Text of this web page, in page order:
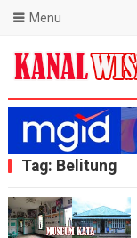
Blog Kanal Wisata
Menu
Tag: Belitung